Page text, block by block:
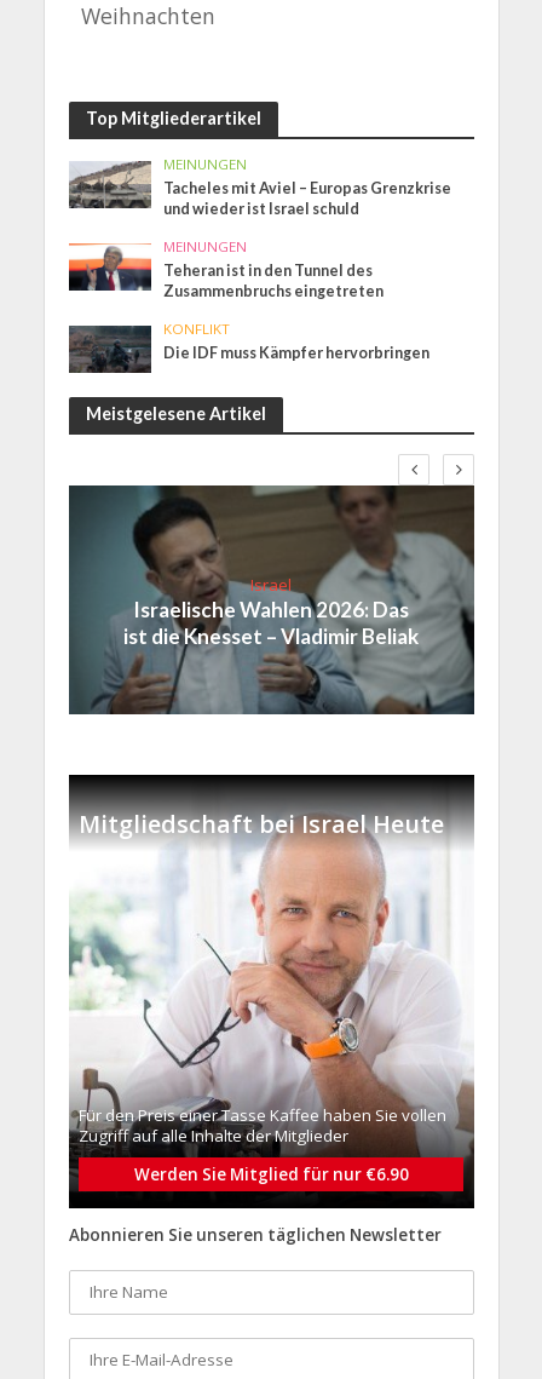
Weihnachten
Top Mitgliederartikel
MEINUNGEN
Tacheles mit Aviel – Europas Grenzkrise
und wieder ist Israel schuld
MEINUNGEN
Teheran ist in den Tunnel des
Zusammenbruchs eingetreten
KONFLIKT
Die IDF muss Kämpfer hervorbringen
Meistgelesene Artikel
Israel
Israelische Wahlen 2026: Das
ist die Knesset – Vladimir Beliak
Mitgliedschaft bei Israel Heute
Für den Preis einer Tasse Kaffee haben Sie vollen
Zugriff auf alle Inhalte der Mitglieder
Werden Sie Mitglied für nur €6.90
Abonnieren Sie unseren täglichen Newsletter